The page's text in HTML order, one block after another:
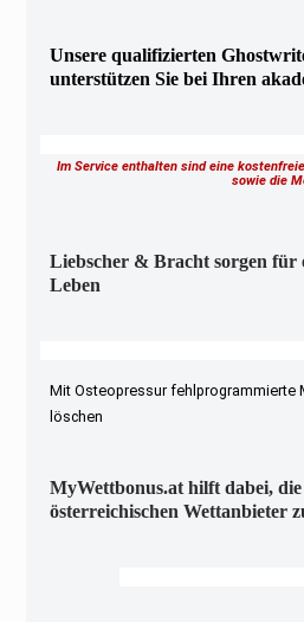
Unsere qualifizierten
unterstützen Sie bei Ihren
Im Service enthalten sind eine
sowie die
Liebscher & Bracht sorgen für
Leben
Mit Osteopressur fehlprogrammierte
löschen
MyWettbonus.at hilft dabei, die
österreichischen Wettanbieter